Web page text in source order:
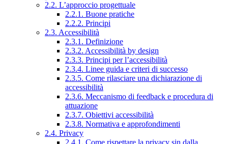
2.2. L’approccio progettuale
2.2.1. Buone pratiche
2.2.2. Principi
2.3. Accessibilità
2.3.1. Definizione
2.3.2. Accessibilità by design
2.3.3. Principi per l’accessibilità
2.3.4. Linee guida e criteri di successo
2.3.5. Come rilasciare una dichiarazione di
accessibilità
2.3.6. Meccanismo di feedback e procedura di
attuazione
2.3.7. Obiettivi accessibilità
2.3.8. Normativa e approfondimenti
2.4. Privacy
2.4.1. Come rispettare la privacy sin dalla